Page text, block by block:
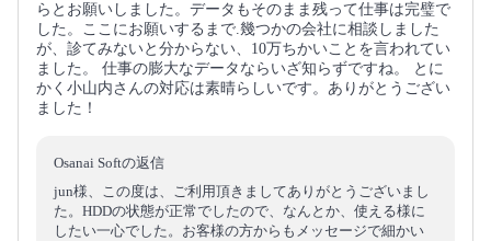
らとお願いしました。データもそのまま残って仕事は完璧で
した。ここにお願いするまで.幾つかの会社に相談しました
が、診てみないと分からない、10万ちかいことを言われてい
ました。 仕事の膨大なデータならいざ知らずですね。 とに
かく小山内さんの対応は素晴らしいです。ありがとうござい
ました！
Osanai Softの返信
jun様、この度は、ご利用頂きましてありがとうございまし
た。HDDの状態が正常でしたので、なんとか、使える様に
したい一心でした。お客様の方からもメッセージで細かい